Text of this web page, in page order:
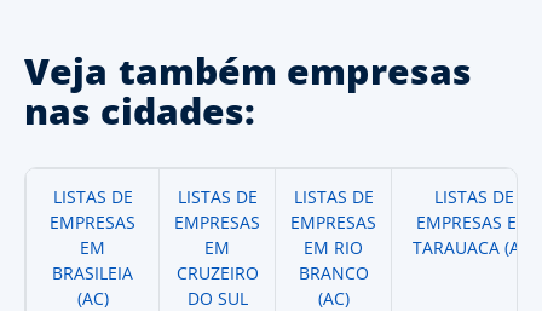
Veja também empresas
nas cidades:
LISTAS DE
EMPRESAS
EM
BRASILEIA
(AC)
LISTAS DE
EMPRESAS
EM
CRUZEIRO
DO SUL
LISTAS DE
EMPRESAS
EM RIO
BRANCO
(AC)
LISTAS DE
EMPRESAS EM
TARAUACA (AC)